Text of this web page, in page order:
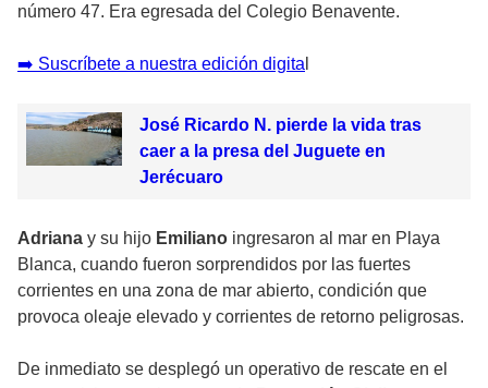
número 47. Era egresada del Colegio Benavente.
➡️ Suscríbete a nuestra edición digita
José Ricardo N. pierde la vida tras
caer a la presa del Juguete en
Jerécuaro
Adriana y su hijo Emiliano ingresaron al mar en Playa
Blanca, cuando fueron sorprendidos por las fuertes
corrientes en una zona de mar abierto, condición que
provoca oleaje elevado y corrientes de retorno peligrosas.
De inmediato se desplegó un operativo de rescate en el